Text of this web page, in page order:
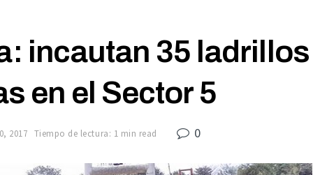
incautan 35 ladrillos
en el Sector 5
2017 Tiempo de lectura: 1 min read 0